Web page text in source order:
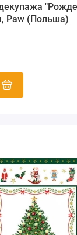
Paw (Польша)